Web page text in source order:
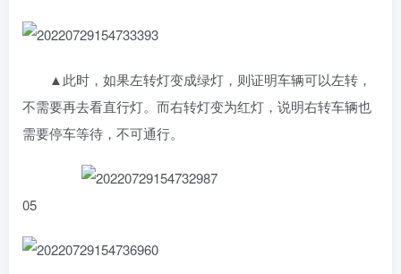
▲此时，如果左转灯变成绿灯，则证明车辆可以左转，
不需要再去看直行灯。而右转灯变为红灯，说明右转车辆也
需要停车等待，不可通行。
05